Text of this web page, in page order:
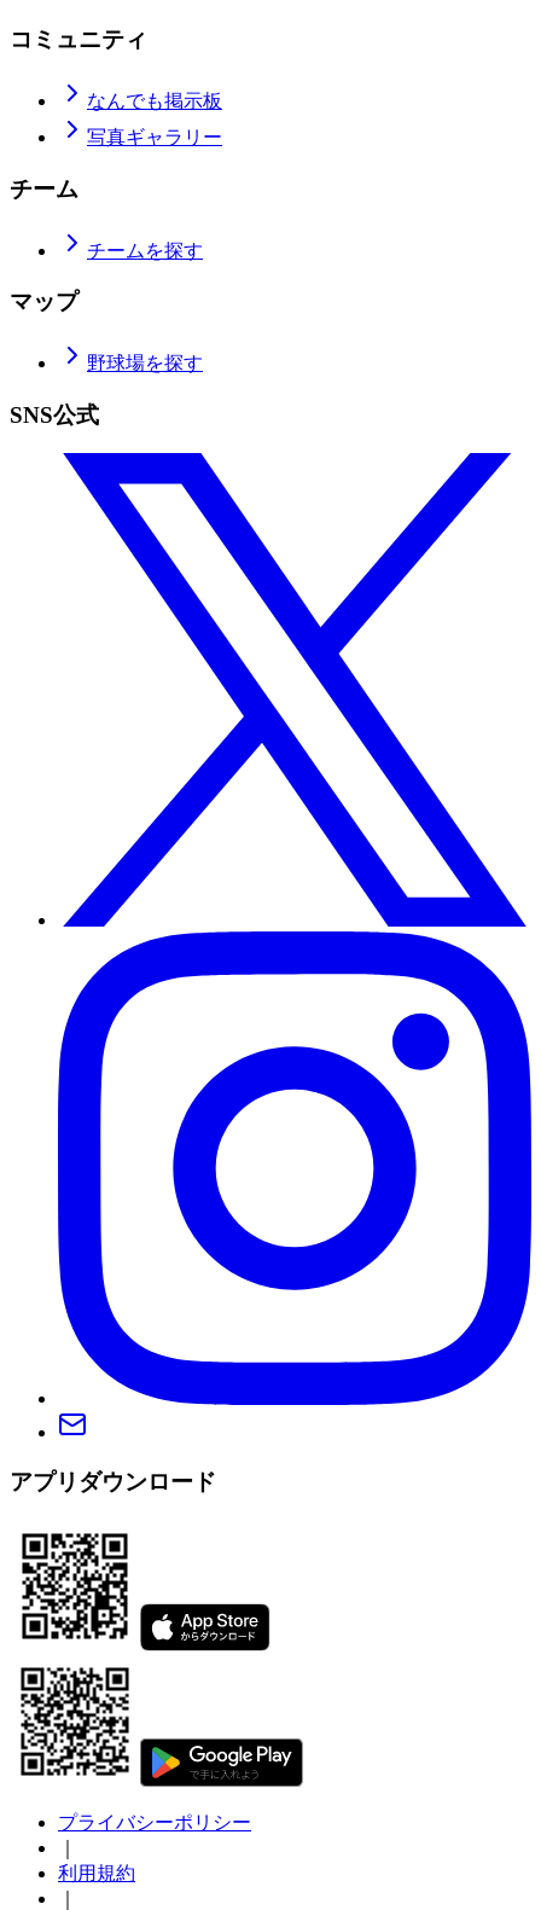
コミュニティ
なんでも掲示板
写真ギャラリー
チーム
チームを探す
マップ
野球場を探す
SNS公式
アプリダウンロード
プライバシーポリシー
利用規約